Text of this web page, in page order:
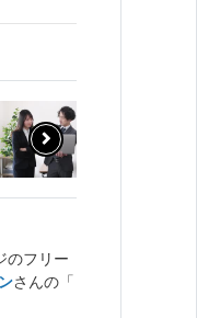
のフリー
さんの「